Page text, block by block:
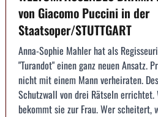
von Giacomo Puccini in der
Staatsoper/STUTTGART
Anna-Sophie Mahler hat als
"Turandot" einen ganz neuen Ansatz.
nicht mit einem Mann verheiraten.
Schutzwall von drei Rätseln errichtet.
bekommt sie zur Frau. Wer scheitert,